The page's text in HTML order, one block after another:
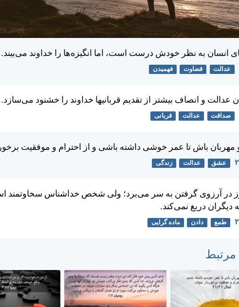
انسان به نظر خودش درست است، اما انگيزه‌ها را خداوند می‌بيند.
عدالت قضاوت فهمیدن
عدالت و انصاف بيشتر از تقديم قربانیها خداوند را خشنود می‌سازد.
صداقت عدالت قربانی
مهربان باش تا عمر خوشی داشته باشی و از احترام و موفقيت
عشق عدالت زندگی
در آرزوی گرفتن به سر می‌برد؛ ولی شخص خداشناس سخاوتمند
ديگران دريغ نمی‌كند.
طمع دادن ماده گرایی